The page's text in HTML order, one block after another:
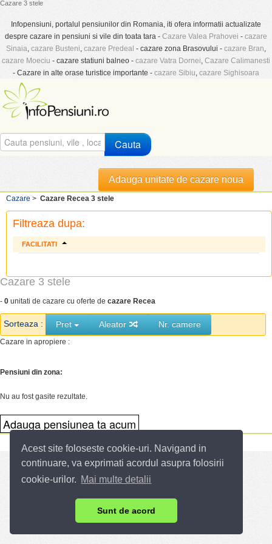
Acest site foloseste cookie-uri. Navigand in
continuare, va exprimati acordul asupra folosirii
cookie-urilor. Mai multe detalii
Sunt de acord
Cazare 3 stele
Infopensiuni, portalul pensiunilor din Romania, iti ofera informatii actualizate
despre cazare in pensiuni si vile din toata tara - Cazare Valea Prahovei - cazare
Sinaia, cazare Busteni, cazare Predeal - cazare zona Brasovului - cazare Bran,
cazare Moeciu - cazare statiuni balneo - cazare Vatra Dornei, Cazare Calimanesti
- Cazare in alte orase turistice importante - cazare Sibiu, cazare Sighisoara
Cauta
Adauga unitate de cazare noua
Cazare > Cazare Recea 3 stele
Filtreaza dupa:
FACILITATI
Cazare 3 stele
- 0 unitati de cazare cu oferte de cazare Recea
Sorteaza : Pret Aleator Nr. camere
Cazare in apropiere :
Pensiuni din zona:
Nu au fost gasite rezultate.